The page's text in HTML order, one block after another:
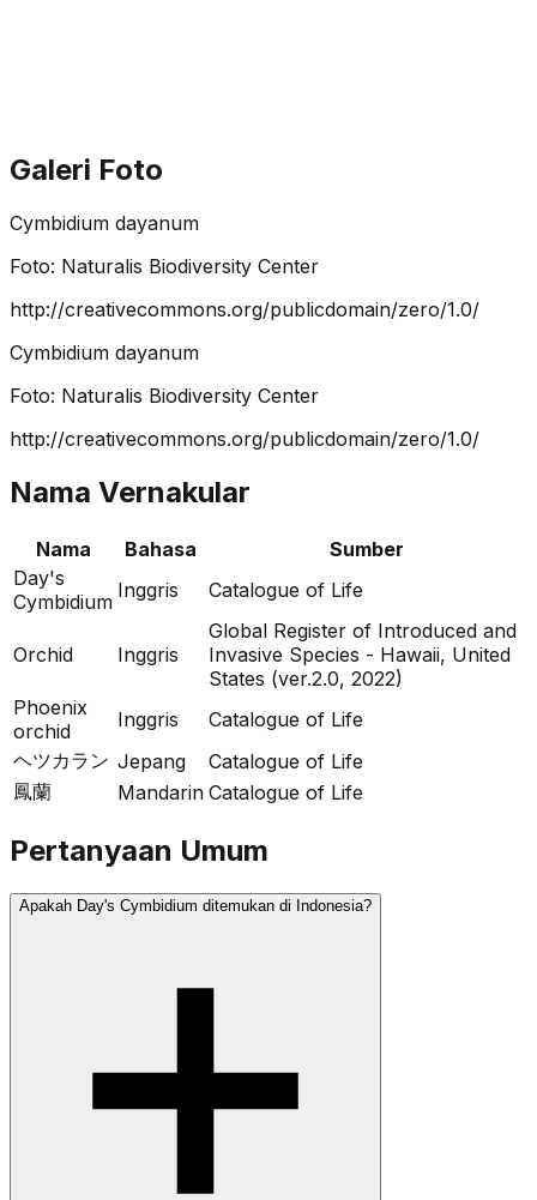
Galeri Foto
Cymbidium dayanum
Foto: Naturalis Biodiversity Center
http://creativecommons.org/publicdomain/zero/1.0/
Cymbidium dayanum
Foto: Naturalis Biodiversity Center
http://creativecommons.org/publicdomain/zero/1.0/
Nama Vernakular
Nama Bahasa
Sumber
Day's
Cymbidium Inggris Catalogue of Life
Orchid Inggris
Global Register of Introduced and
Invasive Species - Hawaii, United
States (ver.2.0, 2022)
Phoenix
orchid
Inggris
Catalogue of Life
ヘツカラン Jepang
Catalogue of Life
鳳蘭
Mandarin Catalogue of Life
Pertanyaan Umum
Apakah Day's Cymbidium ditemukan di Indonesia?